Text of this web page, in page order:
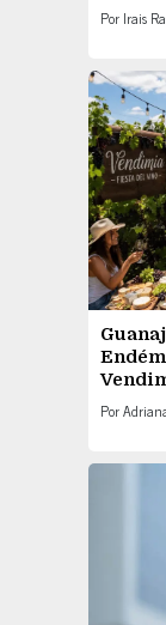
Por Irais
Por